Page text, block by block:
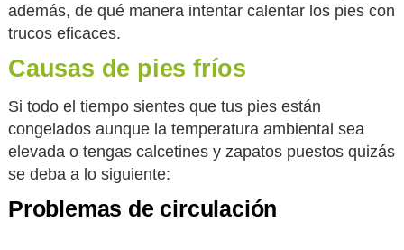
además, de qué manera intentar calentar los pies con
trucos eficaces.
Causas de pies fríos
Si todo el tiempo sientes que tus pies están
congelados aunque la temperatura ambiental sea
elevada o tengas calcetines y zapatos puestos quizás
se deba a lo siguiente:
Problemas de circulación